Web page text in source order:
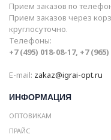
Прием заказов по
Прием заказов через
круглосуточно.
Телефоны:
+7 (495) 018-08-17, +7
E-mail: zakaz@igrai-opt.ru
ИНФОРМАЦИЯ
ОПТОВИКАМ
ПРАЙС